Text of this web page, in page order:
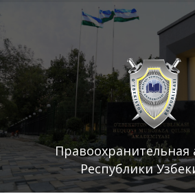
Правоохранительная
Республики